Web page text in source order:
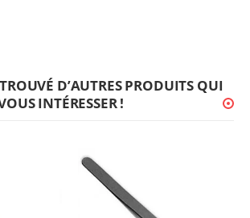
D’AUTRES PRODUITS QUI
INTÉRESSER !